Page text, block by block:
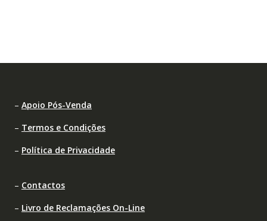
– Apoio Pós-Venda
– Termos e Condições
– Política de Privacidade
– Contactos
– Livro de Reclamações On-Line